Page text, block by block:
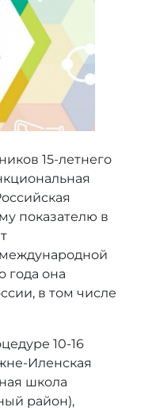
15-летнего
показателю в
года она
в том числе
10-16
Иленская
школа
район),